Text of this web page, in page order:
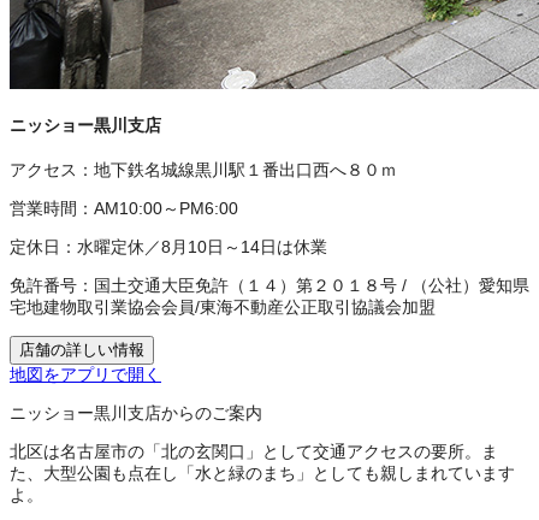
ニッショー黒川支店
アクセス： 地下鉄名城線黒川駅１番出口西へ８０ｍ
営業時間： AM10:00～PM6:00
定休日： 水曜定休／8月10日～14日は休業
免許番号： 国土交通大臣免許（１４）第２０１８号 /
（公社）愛知県
宅地建物取引業協会会員/東海不動産公正取引協議会加盟
店舗の詳しい情報
地図をアプリで開く
ニッショー黒川支店からのご案内
北区は名古屋市の「北の玄関口」として交通アクセスの要所。ま
た、大型公園も点在し「水と緑のまち」としても親しまれています
よ。